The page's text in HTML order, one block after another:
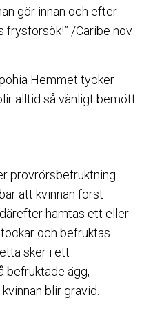
gör innan och efter
frysförsök!” /Caribe nov
Hemmet tycker
alltid så vänligt bemött
provrörsbefruktning
att kvinnan först
hämtas ett eller
och befruktas
sker i ett
befruktade ägg,
blir gravid.